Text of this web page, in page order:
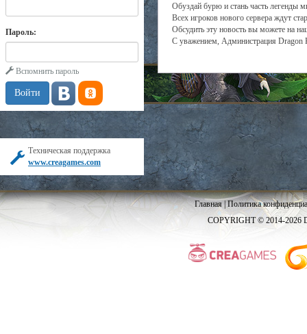
Пароль:
Вспомнить пароль
Техническая поддержка
www.creagames.com
Обуздай бурю и стань часть легенды
Всех игроков нового сервера ждут
Обсудить эту новость вы можете на
С уважением, Администрация Dragon
Главная|Политика
COPYRIGHT © 2014-2026